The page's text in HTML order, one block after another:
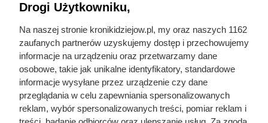
Drogi Użytkowniku,
Na naszej stronie kronikidziejow.pl, my oraz naszych 1162
zaufanych partnerów uzyskujemy dostęp i przechowujemy
informacje na urządzeniu oraz przetwarzamy dane
osobowe, takie jak unikalne identyfikatory, standardowe
informacje wysyłane przez urządzenie czy dane
przeglądania w celu zapewniania spersonalizowanych
reklam, wybór spersonalizowanych treści, pomiar reklam i